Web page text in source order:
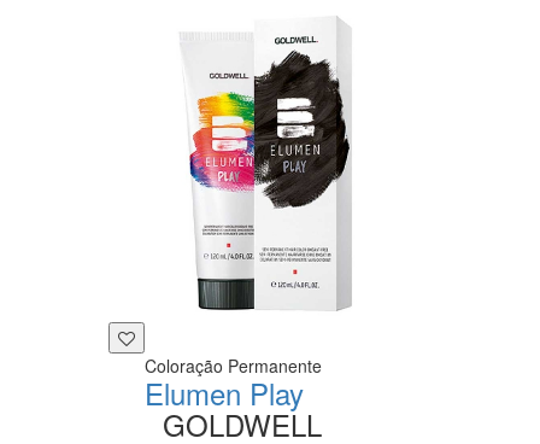
Coloração Permanente
Elumen Play
GOLDWELL